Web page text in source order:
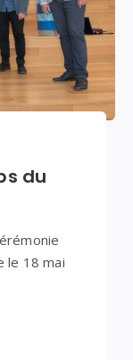
du
le 18 mai